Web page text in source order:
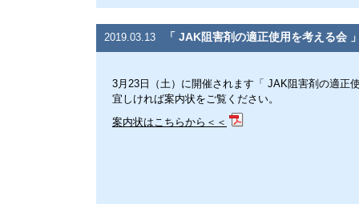
2019.03.13 「 JAK阻害剤の適正使用を考える会
3月23日（土）に開催されます「 JAK阻害剤の適正
宜しければ案内状をご覧ください。
案内状はこちらから＜＜